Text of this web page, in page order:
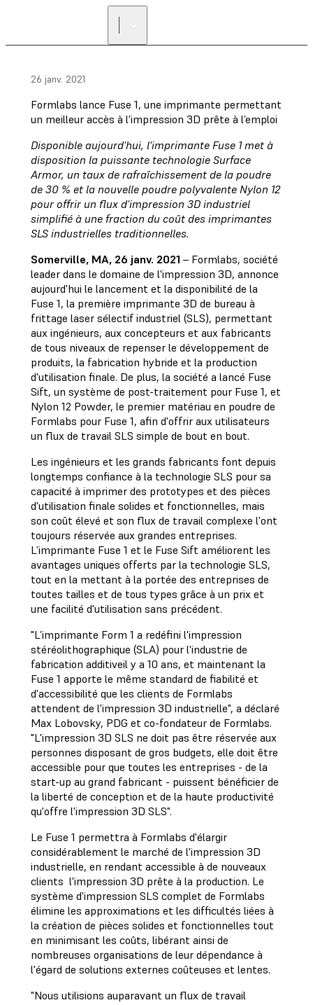
26 janv. 2021
Formlabs lance Fuse 1, une imprimante permettant
un meilleur accès à l'impression 3D prête à l’emploi
Disponible aujourd'hui, l’imprimante Fuse 1 met à
disposition la puissante technologie Surface
Armor, un taux de rafraîchissement de la poudre
de 30 % et la nouvelle poudre polyvalente Nylon 12
pour offrir un flux d'impression 3D industriel
simplifié à une fraction du coût des imprimantes
SLS industrielles traditionnelles.
Somerville, MA, 26 janv. 2021 – Formlabs, société
leader dans le domaine de l'impression 3D, annonce
aujourd'hui le lancement et la disponibilité de la
Fuse 1, la première imprimante 3D de bureau à
frittage laser sélectif industriel (SLS), permettant
aux ingénieurs, aux concepteurs et aux fabricants
de tous niveaux de repenser le développement de
produits, la fabrication hybride et la production
d'utilisation finale. De plus, la société a lancé Fuse
Sift, un système de post-traitement pour Fuse 1, et
Nylon 12 Powder, le premier matériau en poudre de
Formlabs pour Fuse 1, afin d'offrir aux utilisateurs
un flux de travail SLS simple de bout en bout.
Les ingénieurs et les grands fabricants font depuis
longtemps confiance à la technologie SLS pour sa
capacité à imprimer des prototypes et des pièces
d'utilisation finale solides et fonctionnelles, mais
son coût élevé et son flux de travail complexe l'ont
toujours réservée aux grandes entreprises.
L’imprimante Fuse 1 et le Fuse Sift améliorent les
avantages uniques offerts par la technologie SLS,
tout en la mettant à la portée des entreprises de
toutes tailles et de tous types grâce à un prix et
une facilité d'utilisation sans précédent.
"L’imprimante Form 1 a redéfini l'impression
stéréolithographique (SLA) pour l'industrie de
fabrication additiveil y a 10 ans, et maintenant la
Fuse 1 apporte le même standard de fiabilité et
d'accessibilité que les clients de Formlabs
attendent de l'impression 3D industrielle", a déclaré
Max Lobovsky, PDG et co-fondateur de Formlabs.
"L'impression 3D SLS ne doit pas être réservée aux
personnes disposant de gros budgets, elle doit être
accessible pour que toutes les entreprises - de la
start-up au grand fabricant - puissent bénéficier de
la liberté de conception et de la haute productivité
qu'offre l'impression 3D SLS".
Le Fuse 1 permettra à Formlabs d'élargir
considérablement le marché de l'impression 3D
industrielle, en rendant accessible à de nouveaux
clients l'impression 3D prête à la production. Le
système d'impression SLS complet de Formlabs
élimine les approximations et les difficultés liées à
la création de pièces solides et fonctionnelles tout
en minimisant les coûts, libérant ainsi de
nombreuses organisations de leur dépendance à
l'égard de solutions externes coûteuses et lentes.
"Nous utilisions auparavant un flux de travail